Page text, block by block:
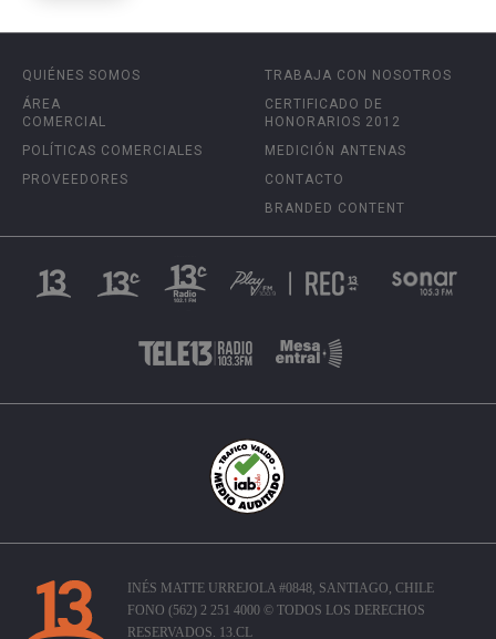
QUIÉNES SOMOS
ÁREA
COMERCIAL
POLÍTICAS COMERCIALES
PROVEEDORES
TRABAJA CON NOSOTROS
CERTIFICADO DE
HONORARIOS 2012
MEDICIÓN ANTENAS
CONTACTO
BRANDED CONTENT
INÉS MATTE URREJOLA #0848, SANTIAGO, CHILE
FONO (562) 2 251 4000 © TODOS LOS DERECHOS
RESERVADOS. 13.CL